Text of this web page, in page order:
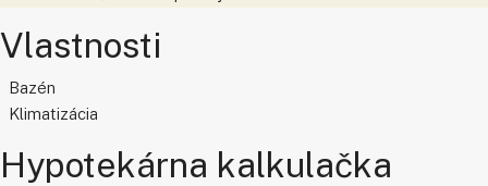
Vlastnosti
Bazén
Klimatizácia
Hypotekárna kalkulačka